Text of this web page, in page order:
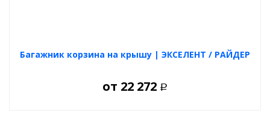
Багажник корзина на крышу | ЭКСЕЛЕНТ / РАЙДЕР
от 22 272 Р